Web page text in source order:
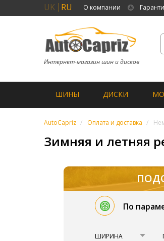
UK RU О компании
Интернет-магазин шин и дисков
ШИНЫ ДИСКИ
AutoCapriz Оплата и доставка
Зимняя и летняя
По
ШИРИНА